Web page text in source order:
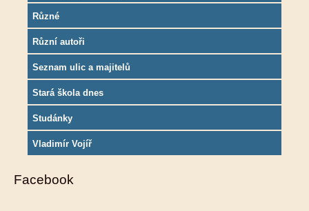
Různé
Různí autoři
Seznam ulic a majitelů
Stará škola dnes
Studánky
Vladimír Vojíř
Facebook